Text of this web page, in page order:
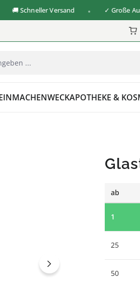
Schneller Versand ✓ Große
WECKAPOTHEKE &
ab
1
25
50